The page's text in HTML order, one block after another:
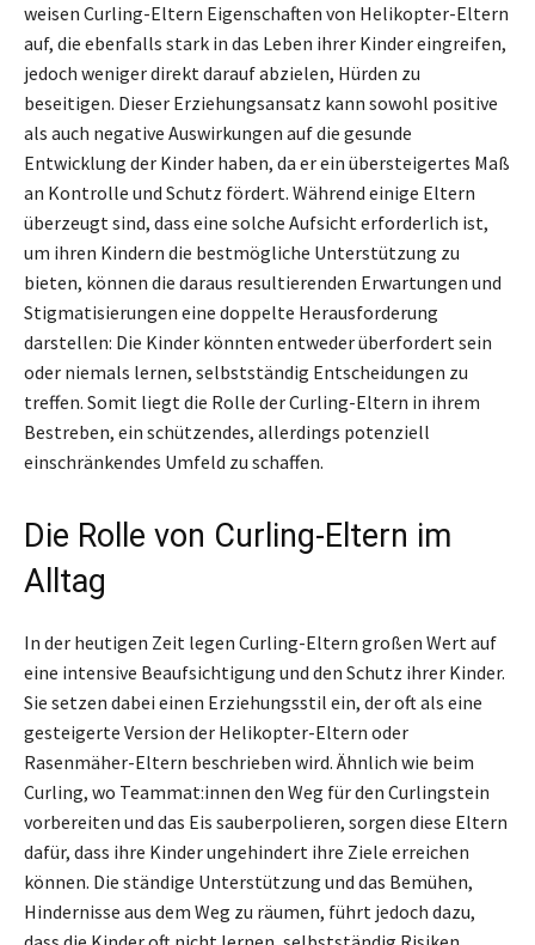
weisen Curling-Eltern Eigenschaften von Helikopter-Eltern
auf, die ebenfalls stark in das Leben ihrer Kinder eingreifen,
jedoch weniger direkt darauf abzielen, Hürden zu
beseitigen. Dieser Erziehungsansatz kann sowohl positive
als auch negative Auswirkungen auf die gesunde
Entwicklung der Kinder haben, da er ein übersteigertes Maß
an Kontrolle und Schutz fördert. Während einige Eltern
überzeugt sind, dass eine solche Aufsicht erforderlich ist,
um ihren Kindern die bestmögliche Unterstützung zu
bieten, können die daraus resultierenden Erwartungen und
Stigmatisierungen eine doppelte Herausforderung
darstellen: Die Kinder könnten entweder überfordert sein
oder niemals lernen, selbstständig Entscheidungen zu
treffen. Somit liegt die Rolle der Curling-Eltern in ihrem
Bestreben, ein schützendes, allerdings potenziell
einschränkendes Umfeld zu schaffen.
Die Rolle von Curling-Eltern im
Alltag
In der heutigen Zeit legen Curling-Eltern großen Wert auf
eine intensive Beaufsichtigung und den Schutz ihrer Kinder.
Sie setzen dabei einen Erziehungsstil ein, der oft als eine
gesteigerte Version der Helikopter-Eltern oder
Rasenmäher-Eltern beschrieben wird. Ähnlich wie beim
Curling, wo Teammat:innen den Weg für den Curlingstein
vorbereiten und das Eis sauberpolieren, sorgen diese Eltern
dafür, dass ihre Kinder ungehindert ihre Ziele erreichen
können. Die ständige Unterstützung und das Bemühen,
Hindernisse aus dem Weg zu räumen, führt jedoch dazu,